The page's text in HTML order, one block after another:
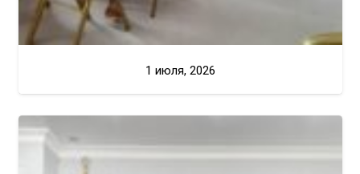
1 июля, 2026